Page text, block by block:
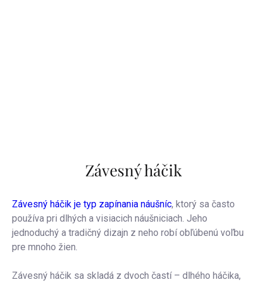
Závesný háčik
Závesný háčik je typ zapínania náušníc, ktorý sa často
používa pri dlhých a visiacich náušniciach. Jeho
jednoduchý a tradičný dizajn z neho robí obľúbenú voľbu
pre mnoho žien.
Závesný háčik sa skladá z dvoch častí – dlhého háčika,